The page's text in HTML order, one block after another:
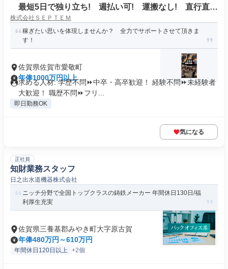
最短5日で独り立ち! 週払い可! 運搬なし! 直行直
帰!
株式会社ＳＥＰＴＥＭ
稼ぎたい思いを体現しませんか？ 全力でサポートさせて頂きま
す！
佐賀県佐賀市愛敬町
年俸1000万円以上
求める人材: 学歴不問⏩中卒・高卒歓迎！ 経験不問⏩未経験者
大歓迎！ 職歴不問⏩フリ...
即日勤務OK
気になる
正社員
知財業務スタッフ
日之出水道機器株式会社
ニッチ分野で全国トップクラスの鋳鉄メーカー 年間休日130日/福
利厚生充実
佐賀県三養基郡みやき町大字原古賀
年俸480万円～610万円
年間休日120日以上 +2個